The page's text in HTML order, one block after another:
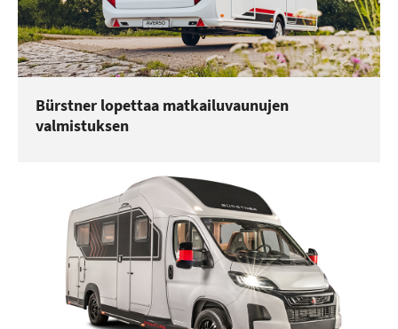
Bürstner lopettaa matkailuvaunujen
valmistuksen